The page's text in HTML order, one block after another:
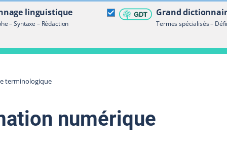
linguistique
– Syntaxe – Rédaction
Grand
Termes spécialisés –
terminologique
terminologique
numérique